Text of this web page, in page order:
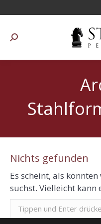
Suchen:
Nichts gefunden
Es scheint, als
suchst. Vielleicht kann
Suchen: